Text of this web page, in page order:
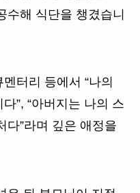
수해 식단을 챙겼습니
터리 등에서 “나의
”, “아버지는 나의 스
다”라며 깊은 애정을